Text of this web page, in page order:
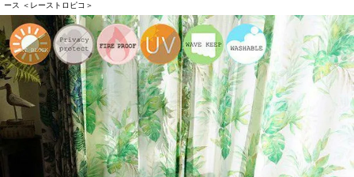
ース ＜レーストロピコ＞